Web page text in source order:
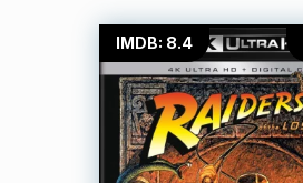
IMDB: 8.4